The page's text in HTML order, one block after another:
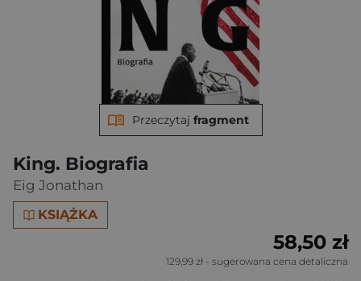
King. Biografia
Eig Jonathan
KSIĄŻKA
Przeczytaj fragment
58,50 zł
129,99 zł - sugerowana cena detaliczna